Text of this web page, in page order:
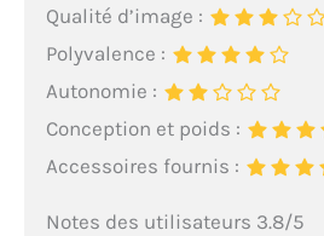
Qualité d’image :
Polyvalence :
Autonomie :
Conception et poids :
Accessoires fournis :
Notes des utilisateurs 3.8/5